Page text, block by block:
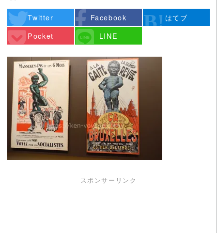
Twitter Facebook
はてブ
Pocket
LINE
スポンサーリンク